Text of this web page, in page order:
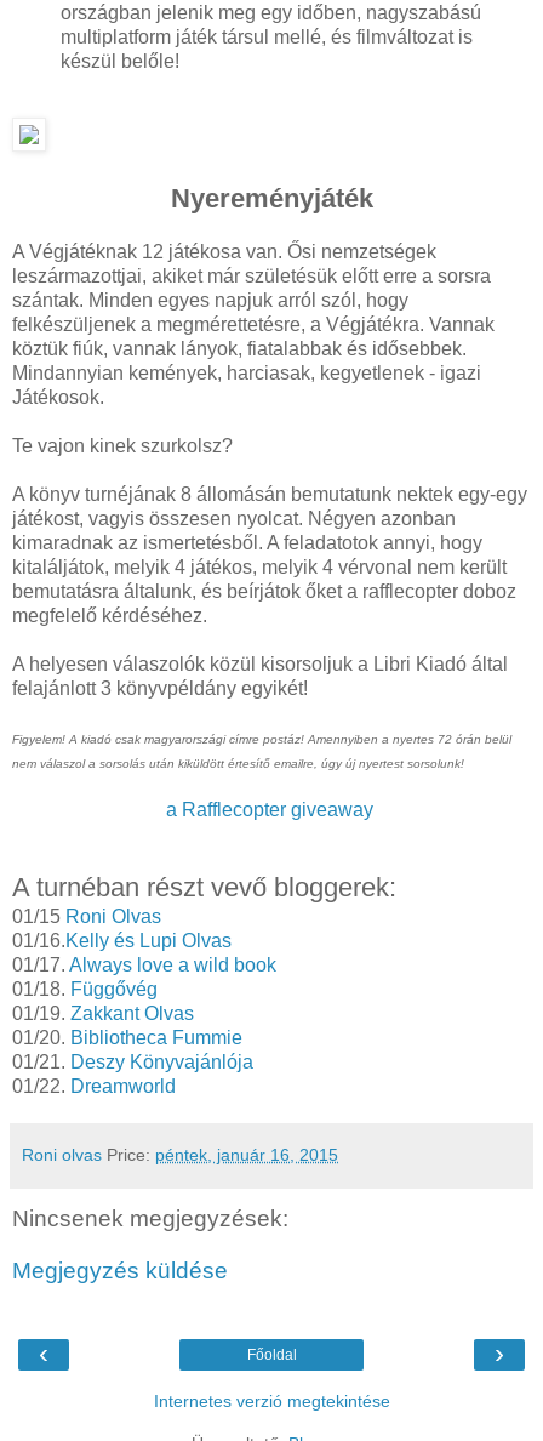
országban jelenik meg egy időben, nagyszabású
multiplatform játék társul mellé, és filmváltozat is
készül belőle!
Nyereményjáték
A Végjátéknak 12 játékosa van. Ősi nemzetségek
leszármazottjai, akiket már születésük előtt erre a sorsra
szántak. Minden egyes napjuk arról szól, hogy
felkészüljenek a megmérettetésre, a Végjátékra. Vannak
köztük fiúk, vannak lányok, fiatalabbak és idősebbek.
Mindannyian kemények, harciasak, kegyetlenek - igazi
Játékosok.
Te vajon kinek szurkolsz?
A könyv turnéjának 8 állomásán bemutatunk nektek egy-egy
játékost, vagyis összesen nyolcat. Négyen azonban
kimaradnak az ismertetésből. A feladatotok annyi, hogy
kitaláljátok, melyik 4 játékos, melyik 4 vérvonal nem került
bemutatásra általunk, és beírjátok őket a rafflecopter doboz
megfelelő kérdéséhez.
A helyesen válaszolók közül kisorsoljuk a Libri Kiadó által
felajánlott 3 könyvpéldány egyikét!
Figyelem! A kiadó csak magyarországi címre postáz! Amennyiben a nyertes 72 órán belül
nem válaszol a sorsolás után kiküldött értesítő emailre, úgy új nyertest sorsolunk!
a Rafflecopter giveaway
A turnéban részt vevő bloggerek:
01/15 Roni Olvas
01/16.Kelly és Lupi Olvas
01/17. Always love a wild book
01/18. Függővég
01/19. Zakkant Olvas
01/20. Bibliotheca Fummie
01/21. Deszy Könyvajánlója
01/22. Dreamworld
Roni olvas Price: péntek, január 16, 2015
Nincsenek megjegyzések:
Megjegyzés küldése
‹ ›
Főoldal
Internetes verzió megtekintése